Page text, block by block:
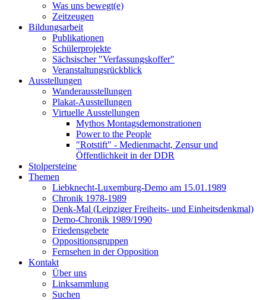
Was uns bewegt(e)
Zeitzeugen
Bildungsarbeit
Publikationen
Schülerprojekte
Sächsischer "Verfassungskoffer"
Veranstaltungsrückblick
Ausstellungen
Wanderausstellungen
Plakat-Ausstellungen
Virtuelle Ausstellungen
Mythos Montagsdemonstrationen
Power to the People
"Rotstift" - Medienmacht, Zensur und
Öffentlichkeit in der DDR
Stolpersteine
Themen
Liebknecht-Luxemburg-Demo am 15.01.1989
Chronik 1978-1989
Denk-Mal (Leipziger Freiheits- und Einheitsdenkmal)
Demo-Chronik 1989/1990
Friedensgebete
Oppositionsgruppen
Fernsehen in der Opposition
Kontakt
Über uns
Linksammlung
Suchen